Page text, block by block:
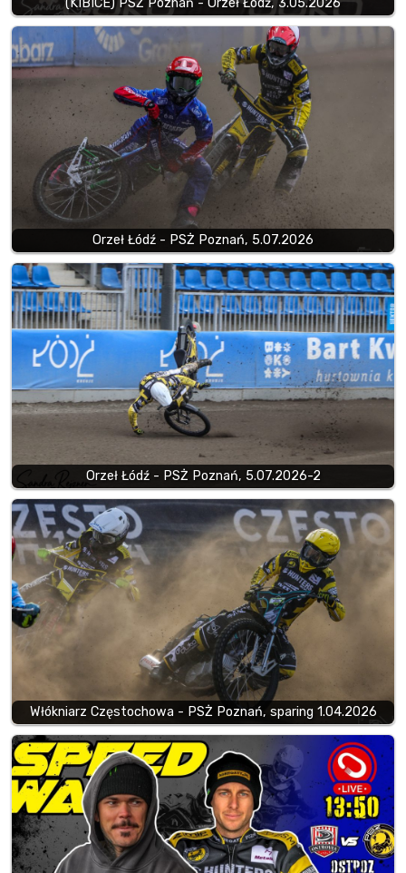
(KIBICE) PSŻ Poznań - Orzeł Łódź, 3.05.2026
Orzeł Łódź - PSŻ Poznań, 5.07.2026
Orzeł Łódź - PSŻ Poznań, 5.07.2026-2
Włókniarz Częstochowa - PSŻ Poznań, sparing 1.04.2026